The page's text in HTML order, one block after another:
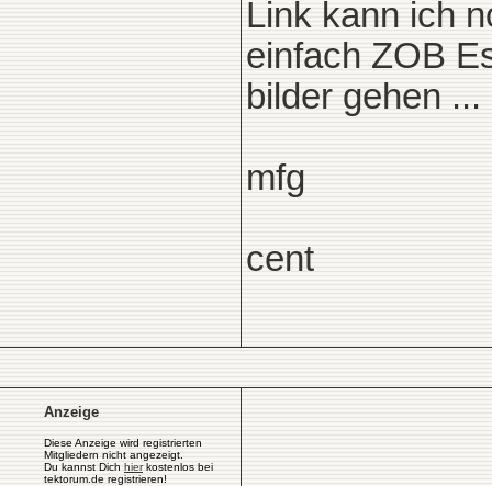
Link kann ich
einfach ZOB
bilder gehen ...
mfg
cent
Anzeige
Diese Anzeige wird registrierten
Mitgliedern nicht angezeigt.
Du kannst Dich hierkostenlos bei
tektorum.de registrieren!